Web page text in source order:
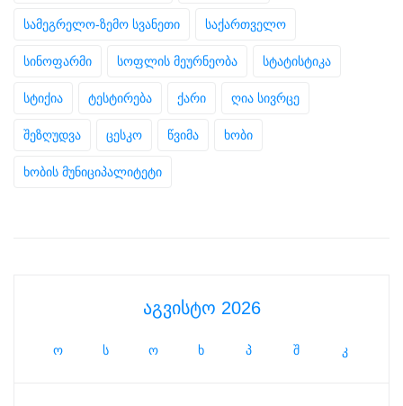
სამეგრელო-ზემო სვანეთი საქართველო
სინოფარმი სოფლის მეურნეობა სტატისტიკა
სტიქია ტესტირება ქარი ღია სივრცე
შეზღუდვა ცესკო წვიმა ხობი
ხობის მუნიციპალიტეტი
აგვისტო 2026
ო ს ო ხ პ შ კ